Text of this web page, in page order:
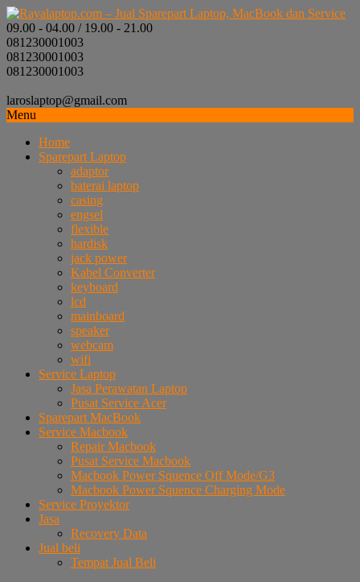
09.00 - 04.00 / 19.00 - 21.00
081230001003
081230001003
081230001003
laroslaptop@gmail.com
Menu
Home
Sparepart Laptop
adaptor
baterai laptop
casing
engsel
flexible
hardisk
jack power
Kabel Converter
keyboard
lcd
mainboard
speaker
webcam
wifi
Service Laptop
Jasa Perawatan Laptop
Pusat Service Acer
Sparepart MacBook
Service Macbook
Repair Macbook
Pusat Service Macbook
Macbook Power Squence Off Mode/G3
Macbook Power Squence Charging Mode
Service Proyektor
Jasa
Recovery Data
Jual beli
Tempat Jual Beli